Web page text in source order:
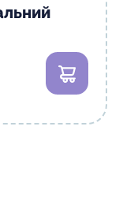
В кошик